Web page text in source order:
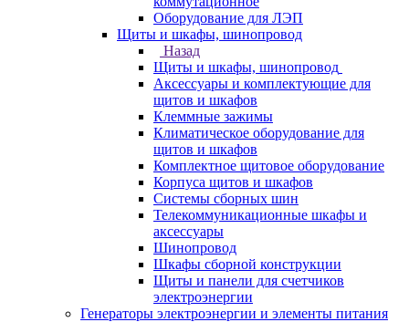
Оборудование для ЛЭП
Щиты и шкафы, шинопровод
Назад
Щиты и шкафы, шинопровод
Аксессуары и комплектующие для
щитов и шкафов
Клеммные зажимы
Климатическое оборудование для
щитов и шкафов
Комплектное щитовое оборудование
Корпуса щитов и шкафов
Системы сборных шин
Телекоммуникационные шкафы и
аксессуары
Шинопровод
Шкафы сборной конструкции
Щиты и панели для счетчиков
электроэнергии
Генераторы электроэнергии и элементы питания